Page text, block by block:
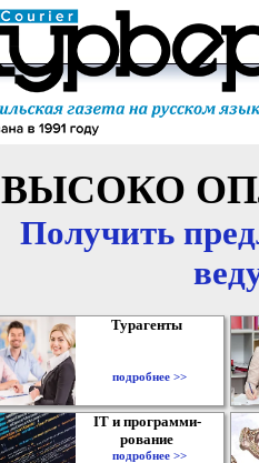
ВЫСОКО
Получить
Турагенты
подробнее >>
IT и программи-
рование
подробнее >>